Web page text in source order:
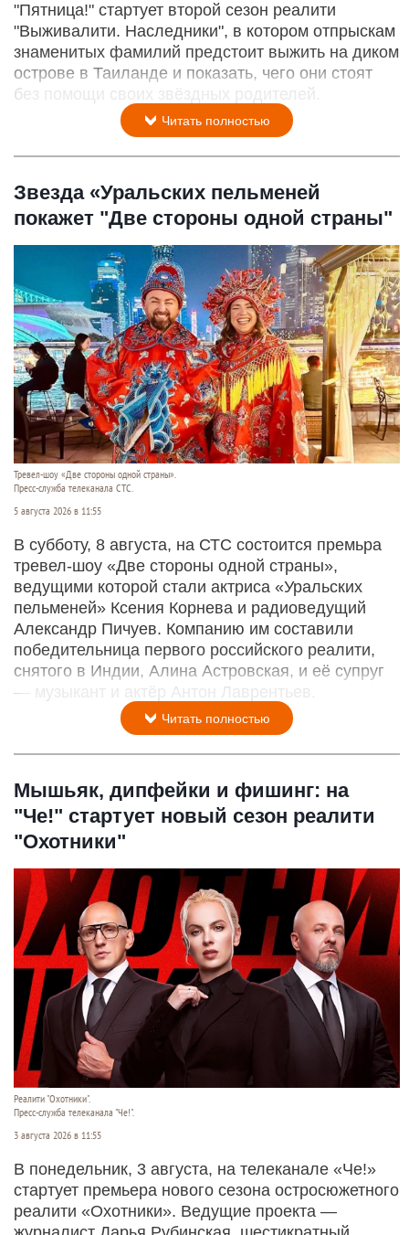
"Пятница!" стартует второй сезон реалити
"Выживалити. Наследники", в котором отпрыскам
знаменитых фамилий предстоит выжить на диком
острове в Таиланде и показать, чего они стоят
без помощи своих звёздных родителей.
Читать полностью
Звезда «Уральских пельменей
покажет "Две стороны одной страны"
Тревел-шоу «Две стороны одной страны».
Пресс-служба телеканала СТС.
5 августа 2026 в 11:55
В субботу, 8 августа, на СТС состоится премьра
тревел-шоу «Две стороны одной страны»,
ведущими которой стали актриса «Уральских
пельменей» Ксения Корнева и радиоведущий
Александр Пичуев. Компанию им составили
победительница первого российского реалити,
снятого в Индии, Алина Астровская, и её супруг
— музыкант и актёр Антон Лаврентьев.
Читать полностью
Мышьяк, дипфейки и фишинг: на
"Че!" стартует новый сезон реалити
"Охотники"
Реалити "Охотники".
Пресс-служба телеканала "Че!".
3 августа 2026 в 11:55
В понедельник, 3 августа, на телеканале «Че!»
стартует премьера нового сезона остросюжетного
реалити «Охотники». Ведущие проекта —